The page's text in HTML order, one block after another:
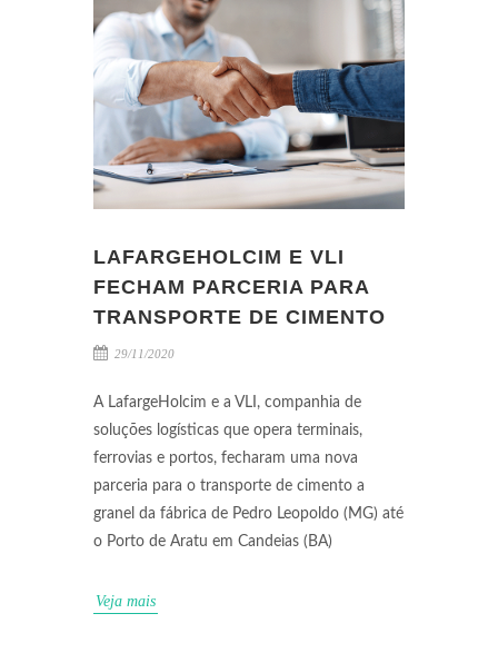
LAFARGEHOLCIM E VLI
FECHAM PARCERIA PARA
TRANSPORTE DE CIMENTO
29/11/2020
A LafargeHolcim e a VLI, companhia de
soluções logísticas que opera terminais,
ferrovias e portos, fecharam uma nova
parceria para o transporte de cimento a
granel da fábrica de Pedro Leopoldo (MG) até
o Porto de Aratu em Candeias (BA)
Veja mais